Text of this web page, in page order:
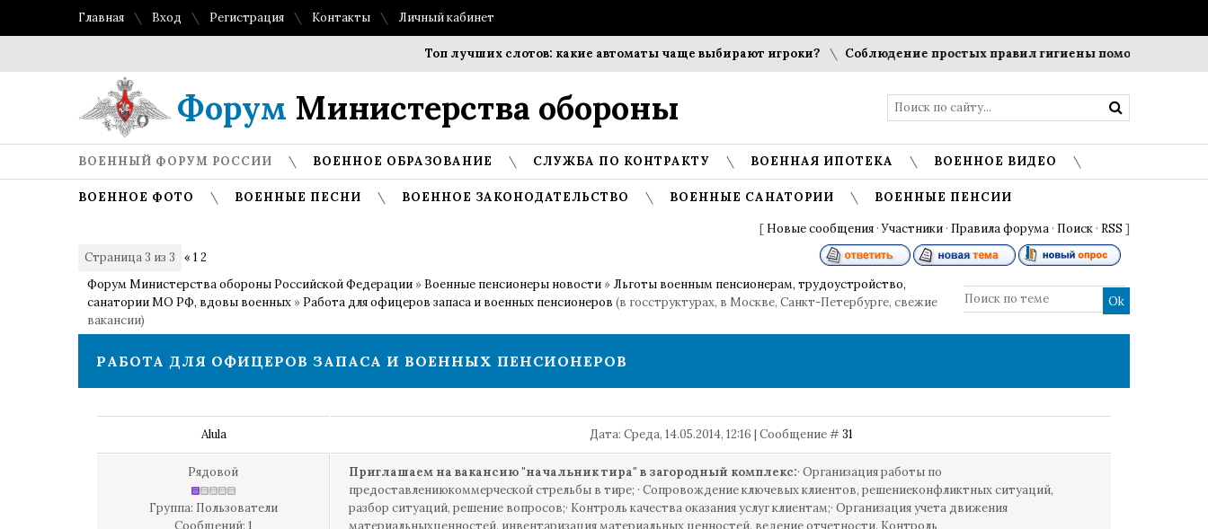
Главная Вход Регистрация Контакты Личный кабинет
Топ лучших слотов: какие автоматы чаще выбирают игроки? Соблюдение простых правил гигиены помогает сохранить
Форум Министерства обороны
ВОЕННЫЙ ФОРУМ РОССИИ ВОЕННОЕ ОБРАЗОВАНИЕ СЛУЖБА ПО КОНТРАКТУ ВОЕННАЯ ИПОТЕКА ВОЕННОЕ ВИДЕО
ВОЕННОЕ ФОТО ВОЕННЫЕ ПЕСНИ ВОЕННОЕ ЗАКОНОДАТЕЛЬСТВО ВОЕННЫЕ САНАТОРИИ ВОЕННЫЕ ПЕНСИИ
[ Новые сообщения ·Участники · Правила форума · Поиск · RSS ]
Страница 3 из 3 « 1 2
Форум Министерства обороны Российской Федерации » Военные пенсионеры новости »Льготы военным пенсионерам, трудоустройство,
санатории МО РФ, вдовы военных » Работа для офицеров запаса и военных пенсионеров (в госструктурах, в Москве, Санкт-Петербурге, свежие
вакансии)
РАБОТА ДЛЯ ОФИЦЕРОВ ЗАПАСА И ВОЕННЫХ ПЕНСИОНЕРОВ
Alula Дата: Среда, 14.05.2014, 12:16 | Сообщение #31
Рядовой
Группа: Пользователи
Сообщений: 1
Приглашаем на вакансию "начальник тира" в загородный комплекс:· Организация работы по
предоставлениюкоммерческой стрельбы в тире; · Сопровождение ключевых клиентов, решениеконфликтных ситуаций,
разбор ситуаций, решение вопросов;· Контроль качества оказания услуг клиентам;· Организация учета движения
материальныхценностей, инвентаризация материальных ценностей, ведение отчетности. Контроль